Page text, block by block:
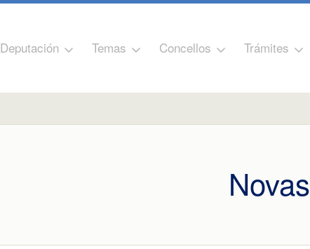
Deputación Temas Concellos Trámites
Novas